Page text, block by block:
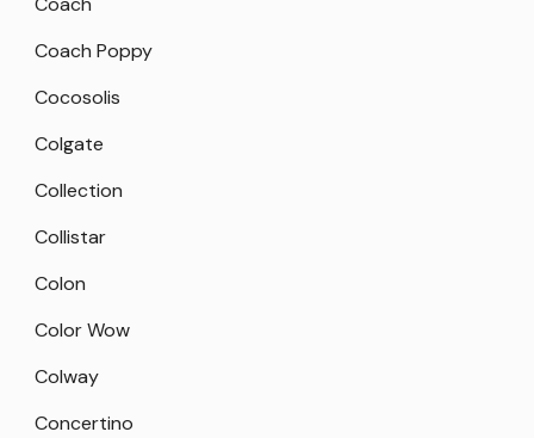
Coach Poppy
Cocosolis
Colgate
Collection
Collistar
Colon
Color Wow
Colway
Concertino